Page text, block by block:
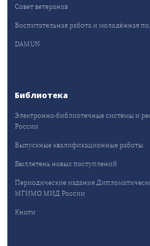
Совет ветеранов
Воспитательная работа и молодёжная
DAMUN
Библиотека
Электронно-библиотечные системы и
России
Выпускные квалификационные работы
Бюллетень новых поступлений
Периодические издания
МГИМО МИД России
Книги